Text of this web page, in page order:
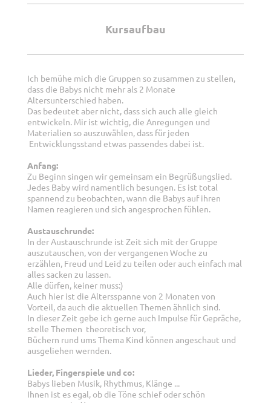
Kursaufbau
Ich bemühe mich die Gruppen so zusammen zu stellen,
dass die Babys nicht mehr als 2 Monate
Altersunterschied haben.
Das bedeutet aber nicht, dass sich auch alle gleich
entwickeln. Mir ist wichtig, die Anregungen und
Materialien so auszuwählen, dass für jeden
Entwicklungsstand etwas passendes dabei ist.
Anfang:
Zu Beginn singen wir gemeinsam ein Begrüßungslied.
Jedes Baby wird namentlich besungen. Es ist total
spannend zu beobachten, wann die Babys auf ihren
Namen reagieren und sich angesprochen fühlen.
Austauschrunde:
In der Austauschrunde ist Zeit sich mit der Gruppe
auszutauschen, von der vergangenen Woche zu
erzählen, Freud und Leid zu teilen oder auch einfach mal
alles sacken zu lassen.
Alle dürfen, keiner muss:)
Auch hier ist die Altersspanne von 2 Monaten von
Vorteil, da auch die aktuellen Themen ähnlich sind.
In dieser Zeit gebe ich gerne auch Impulse für Gepräche,
stelle Themen theoretisch vor,
Büchern rund ums Thema Kind können angeschaut und
ausgeliehen wernden.
Lieder, Fingerspiele und co:
Babys lieben Musik, Rhythmus, Klänge ...
Ihnen ist es egal, ob die Töne schief oder schön